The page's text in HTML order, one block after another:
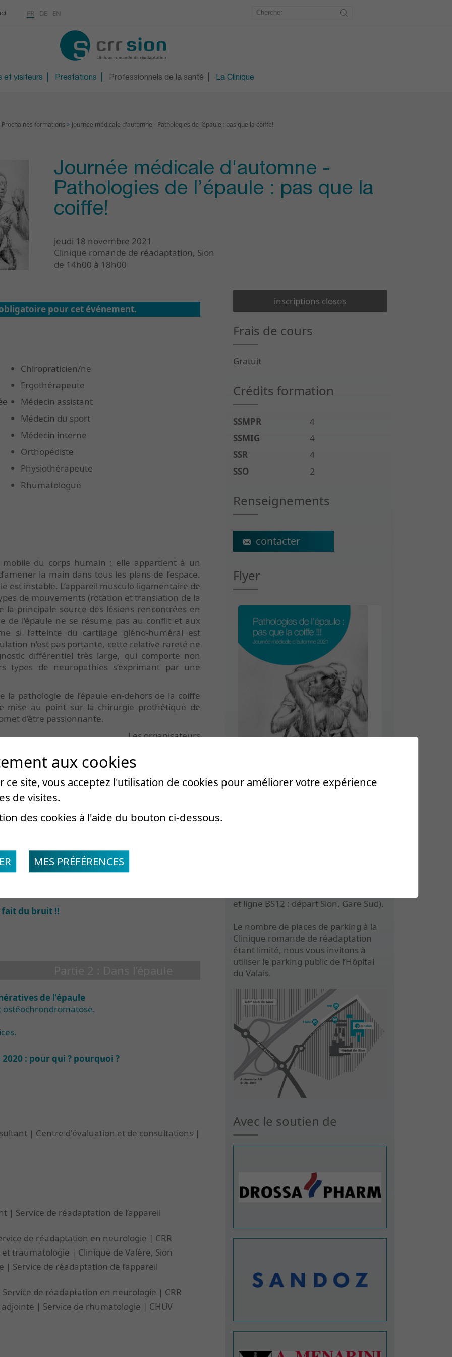
FR DE EN
et visiteurs Prestations
Orthopédie technique
Orthopédie technique du pied
Professionnels de la santé La Clinique
Prochaines formations > Journée médicale d'automne - Pathologies de l’épaule : pas que la coiffe!
Journée médicale d'automne -
Pathologies de l’épaule : pas que la
coiffe!
jeudi 18 novembre 2021
Clinique romande de réadaptation, Sion
de 14h00 à 18h00
pour cet événement.
Chiropraticien/ne
Ergothérapeute
Médecin assistant
Médecin du sport
Médecin interne
Orthopédiste
Physiothérapeute
Rhumatologue
mobile du corps humain ; elle appartient à un
la main dans tous les plans de l’espace.
est instable. L’appareil musculo-ligamentaire de
de mouvements (rotation et translation de la
principale source des lésions rencontrées en
de l’épaule ne se résume pas au conflit et aux
si l’atteinte du cartilage gléno-huméral est
n’est pas portante, cette relative rareté ne
différentiel très large, qui comporte non
types de neuropathies s’exprimant par une
la pathologie de l’épaule en-dehors de la coiffe
mise au point sur la chirurgie prothétique de
d’être passionnante.
Les organisateurs
l’épaule, quand y penser ? comment en faire le diagnostic ?
du bruit !!
de l’épaule
2020 : pour qui ? pourquoi ?
| Centre d'évaluation et de consultations |
| Service de réadaptation de l’appareil
de réadaptation en neurologie | CRR
et traumatologie | Clinique de Valère, Sion
| Service de réadaptation de l’appareil
de réadaptation en neurologie | CRR
| Service de rhumatologie | CHUV
inscriptions closes
Frais de cours
Gratuit
Crédits formation
SSMPR
4
SSMIG
4
SSR
4
SSO
2
Renseignements
ecs@crr-suva.ch
Flyer
et ligne BS12 : départ Sion, Gare Sud).
Le nombre de places de parking à la
Clinique romande de réadaptation
étant limité, nous vous invitons à
utiliser le parking public de l’Hôpital
du Valais.
Avec le soutien de
aux cookies
ce site, vous acceptez l'utilisation de cookies pour améliorer votre expérience
de visites.
des cookies à l'aide du bouton ci-dessous.
MES PRÉFÉRENCES